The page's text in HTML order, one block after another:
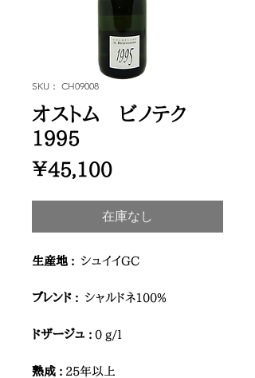
SKU： CH09008
オストム ビノテク
1995
￥45,100価
在庫なし
生産地 : シュイイGC
ブレンド : シャルドネ100%
ドザージュ : 0 g/l
熟成 : 25年以上